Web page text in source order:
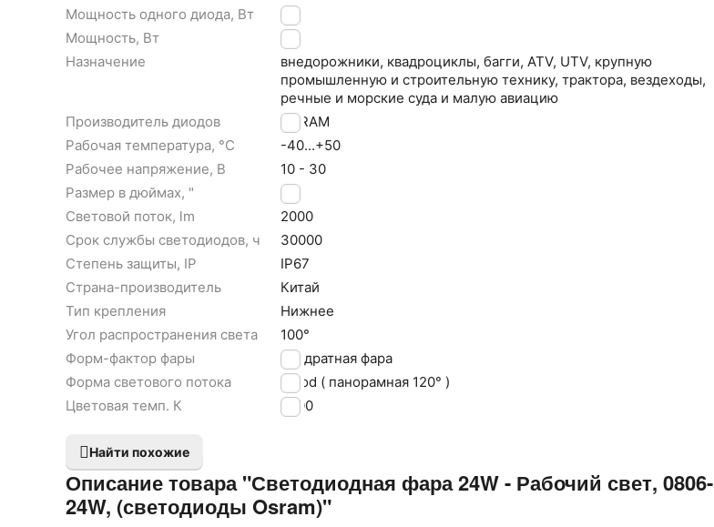
Мощность одного диода, Вт
1
Мощность, Вт
24
Назначение
внедорожники, квадроциклы, багги, ATV, UTV, крупную
промышленную и строительную технику, трактора, вездеходы,
речные и морские суда и малую авиацию
Производитель диодов
OSRAM
Рабочая температура, °С
-40...+50
Рабочее напряжение, В
10 - 30
Размер в дюймах, "
5
Световой поток, lm
2000
Срок службы светодиодов, ч
30000
Степень защиты, IP
IP67
Страна-производитель
Китай
Тип крепления
Нижнее
Угол распространения света
100°
Форм-фактор фары
Квадратная фара
Форма светового потока
Flood ( панорамная 120° )
Цветовая темп. К
6000
Найти похожие
Описание товара "Светодиодная фара 24W - Рабочий свет, 0806-
24W, (светодиоды Osram)"